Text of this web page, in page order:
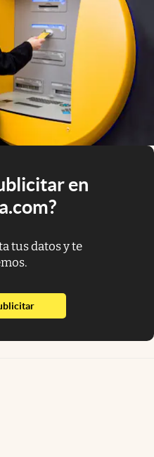
en
tus datos y te
abre en nueva pestaña